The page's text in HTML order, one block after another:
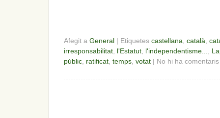
Afegit a General | Etiquetes castellana, català,
irresponsabilitat, l'Estatut, l'independentisme...,
públic, ratificat, temps, votat | No hi ha comentaris